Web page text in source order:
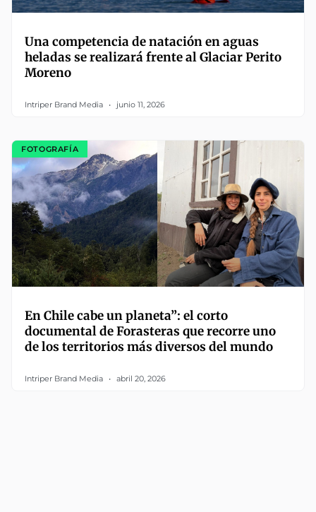
Una competencia de natación en aguas
heladas se realizará frente al Glaciar Perito
Moreno
Intriper Brand Media junio 11, 2026
FOTOGRAFÍA
En Chile cabe un planeta”: el corto
documental de Forasteras que recorre uno
de los territorios más diversos del mundo
Intriper Brand Media abril 20, 2026